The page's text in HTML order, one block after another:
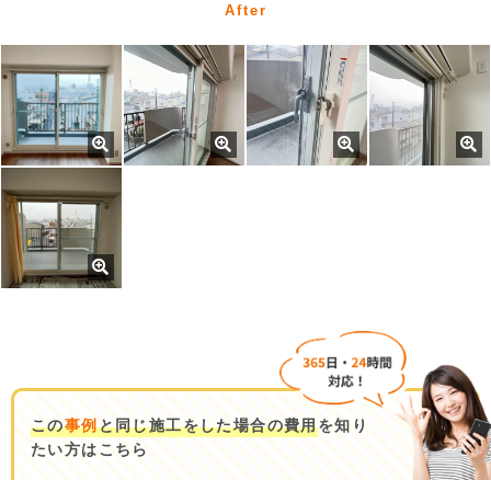
After
この事例と同じ施工をした場合の費用を知り
たい方はこちら